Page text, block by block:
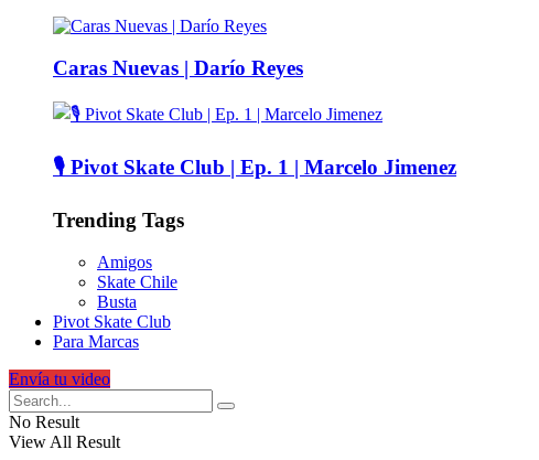
Caras Nuevas | Darío Reyes
🎙️ Pivot Skate Club | Ep. 1 | Marcelo Jimenez
Trending Tags
Amigos
Skate Chile
Busta
Pivot Skate Club
Para Marcas
Envía tu video
No Result
View All Result